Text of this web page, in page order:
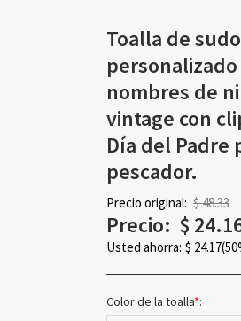
Toalla de
nombres de
vintage con
Día del Padre
pescador.
Precio original: $ 48.33
Precio: $
Usted ahorra: $ 24.17
Color de la toalla*: